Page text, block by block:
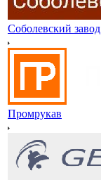
Соболевский завод
Промрукав